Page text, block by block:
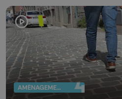
AMÉNAGEMENT DU TERRITOIRE